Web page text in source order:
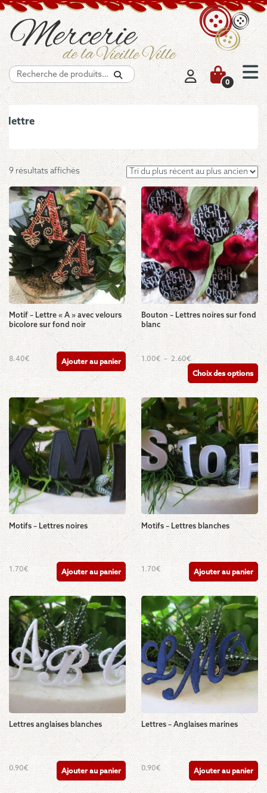
Recherche
0
lettre
9 résultats affichés Trié
du
plus
récent
au
plus
ancien
Motif – Lettre « A » avec velours
bicolore sur fond noir
8.40€ Ajouter au panier
Bouton – Lettres noires sur fond
blanc
1.00€ – 2.60€Plage
de
prix :
1.00€
à
2.60€
Choix des options
Ce
produit
a
plusieurs
variations.
Les
options
peuvent
être
choisies
sur
la
page
produit
Motifs – Lettres noires
1.70€ Ajouter au panier
Motifs – Lettres blanches
1.70€ Ajouter au panier
Lettres anglaises blanches
0.90€ Ajouter au panier
Lettres – Anglaises marines
0.90€ Ajouter au panier